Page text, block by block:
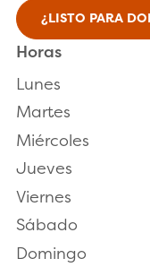
¿LISTO PARA
Horas
Lunes
Martes
Miércoles
Jueves
Viernes
Sábado
Domingo